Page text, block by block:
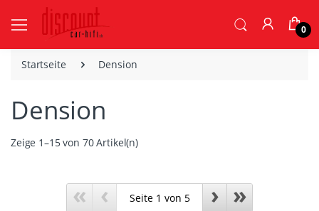
0
Startseite Dension
Dension
Zeige 1–15 von 70 Artikel(n)
« ‹ › »